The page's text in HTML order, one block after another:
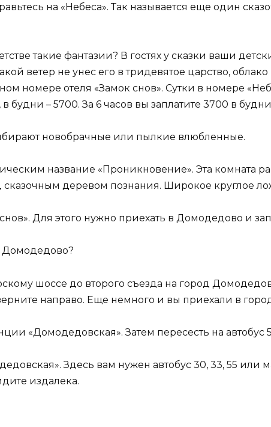
на «Небеса». Так называется еще один
такие фантазии? В гостях у сказки ваши
ветер не унес его в тридевятое царство,
номере отеля «Замок снов». Сутки в номере
будни – 5700. За 6 часов вы заплатите 3700 в
новобрачные или пылкие влюбленные.
название «Проникновение». Эта комната
деревом познания. Широкое круглое
Для этого нужно приехать в Домодедово и
Домодедово?
шоссе до второго съезда на город
направо. Еще немного и вы приехали в
«Домодедовская». Затем пересесть на автобус
Здесь вам нужен автобус 30, 33, 55 или
издалека.